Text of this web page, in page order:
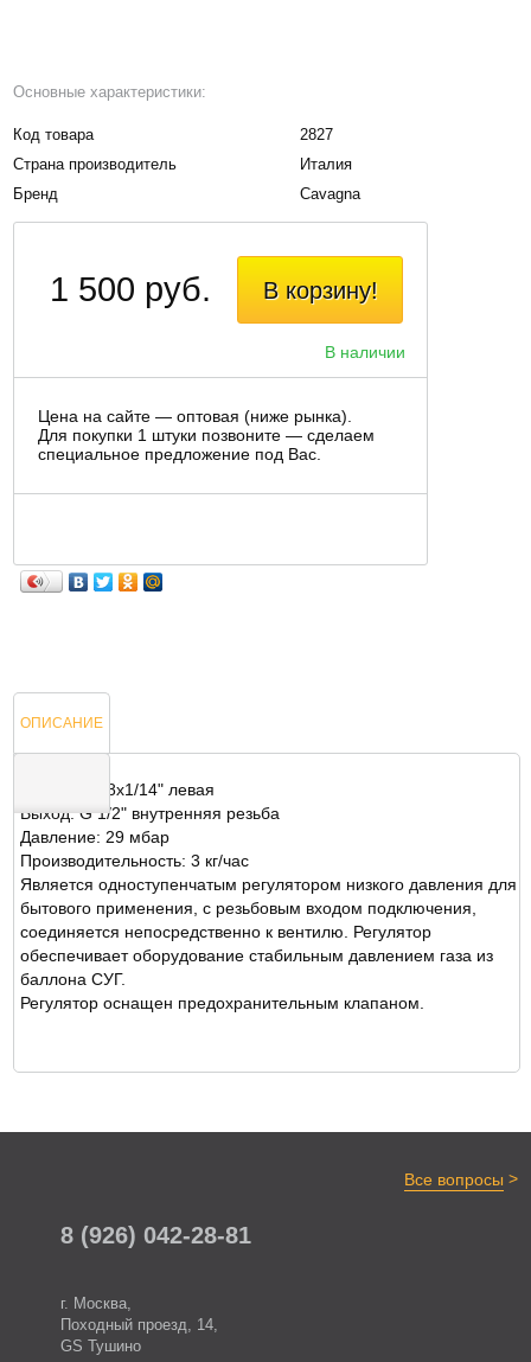
Основные характеристики:
Код товара
2827
Страна производитель
Италия
Бренд
Cavagna
В корзину!
В наличии
1 500 руб.
Цена на сайте — оптовая (ниже рынка).
Для покупки 1 штуки позвоните — сделаем
специальное предложение под Вас.
ОПИСАНИЕ
ОТЗЫВЫ
Вход: W21.8x1/14" левая
Выход: G 1/2" внутренняя резьба
Давление: 29 мбар
Производительность: 3 кг/час
Является одноступенчатым регулятором низкого давления для
бытового применения, с резьбовым входом подключения,
соединяется непосредственно к вентилю. Регулятор
обеспечивает оборудование стабильным давлением газа из
баллона СУГ.
Регулятор оснащен предохранительным клапаном.
Все вопросы >
8 (926) 042-28-81
г. Москва,
Походный проезд, 14,
GS Тушино